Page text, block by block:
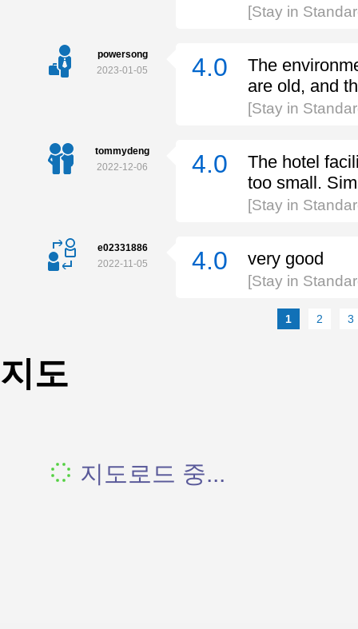
[Stay in
powersong
2023-01-05
4.0
The
are old, and
[Stay in
tommydeng
2022-12-06
4.0
The hotel
too small.
[Stay in
e02331886
2022-11-05
4.0 very good
[Stay in
1 2 3
지도
지도로드 중...